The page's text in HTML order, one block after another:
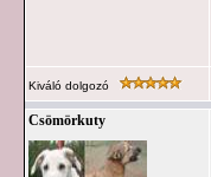
Kiváló dolgozó
Csömörkuty